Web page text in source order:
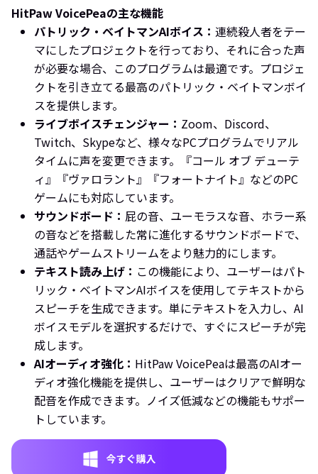
HitPaw VoicePeaの主な機能
パトリック・ベイトマンAIボイス： 連続殺人者をテー
マにしたプロジェクトを行っており、それに合った声
が必要な場合、このプログラムは最適です。プロジェ
クトを引き立てる最高のパトリック・ベイトマンボイ
スを提供します。
ライブボイスチェンジャー： Zoom、Discord、
Twitch、Skypeなど、様々なPCプログラムでリアル
タイムに声を変更できます。『コール オブ デューテ
ィ』『ヴァロラント』『フォートナイト』などのPC
ゲームにも対応しています。
サウンドボード： 屁の音、ユーモラスな音、ホラー系
の音などを搭載した常に進化するサウンドボードで、
通話やゲームストリームをより魅力的にします。
テキスト読み上げ： この機能により、ユーザーはパト
リック・ベイトマンAIボイスを使用してテキストから
スピーチを生成できます。単にテキストを入力し、AI
ボイスモデルを選択するだけで、すぐにスピーチが完
成します。
AIオーディオ強化： HitPaw VoicePeaは最高のAIオー
ディオ強化機能を提供し、ユーザーはクリアで鮮明な
配音を作成できます。ノイズ低減などの機能もサポー
トしています。